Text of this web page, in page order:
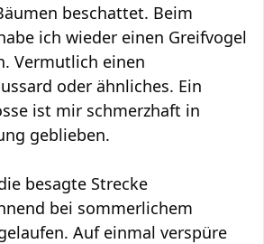
beschattet. Beim
ich wieder einen Greifvogel
Vermutlich einen
oder ähnliches. Ein
ist mir schmerzhaft in
geblieben.
besagte Strecke
bei sommerlichem
Auf einmal verspüre